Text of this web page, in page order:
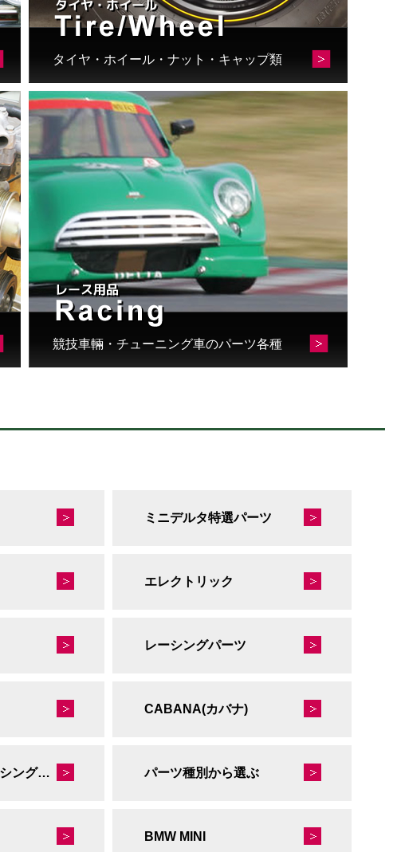
タイヤ・ホイール・ナット・キャップ類
競技車輛・チューニング車のパーツ各種
ミニデルタ特選パーツ
エレクトリック
レーシングパーツ
CABANA(カバナ)
デルタ秘蔵のレーシングコレクション パーツ種別から選ぶ
BMW MINI